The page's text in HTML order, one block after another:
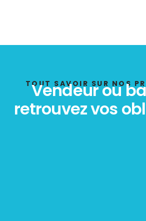
TOUT SAVOIR SUR NOS
Vendeur ou
retrouvez vos